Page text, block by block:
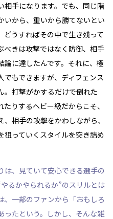
相手になります。でも、同じ階
いから、重いから勝てないとい
うすればその中で生き残って
べきは攻撃ではなく防御、相手
論に達したんです。それに、極
もできますが、ディフェンス
。打撃がかするだけで倒れた
りするヘビー級だからこそ、
相手の攻撃をかわしながら、
っていくスタイルを突き詰め
は、見ていて安心できる選手の
るかやられるか”のスリルとは
、一部のファンから「おもしろ
ったという。しかし、そんな雑